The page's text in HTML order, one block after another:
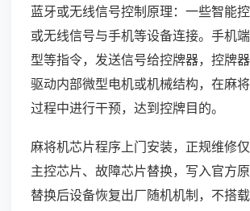
蓝牙或无线信号控制原理：一些智能
或无线信号与手机等设备连接。手机
型等指令，发送信号给控牌器，控牌
驱动内部微型电机或机械结构，在麻
过程中进行干预，达到控牌目的。
麻将机芯片程序上门安装，正规维修
主控芯片、故障芯片替换，写入官方原
替换后设备恢复出厂随机机制，不搭